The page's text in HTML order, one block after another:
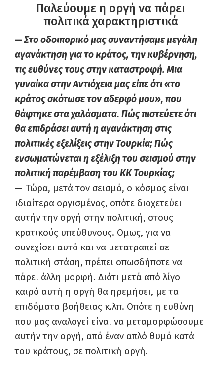
Παλεύουμε η οργή να πάρει
πολιτικά χαρακτηριστικά
— Στο οδοιπορικό μας συναντήσαμε μεγάλη
αγανάκτηση για το κράτος, την κυβέρνηση,
τις ευθύνες τους στην καταστροφή. Μια
γυναίκα στην Αντιόχεια μας είπε ότι «το
κράτος σκότωσε τον αδερφό μου», που
θάφτηκε στα χαλάσματα. Πώς πιστεύετε ότι
θα επιδράσει αυτή η αγανάκτηση στις
πολιτικές εξελίξεις στην Τουρκία; Πώς
ενσωματώνεται η εξέλιξη του σεισμού στην
πολιτική παρέμβαση του ΚΚ Τουρκίας;
— Τώρα, μετά τον σεισμό, ο κόσμος είναι
ιδιαίτερα οργισμένος, οπότε διοχετεύει
αυτήν την οργή στην πολιτική, στους
κρατικούς υπεύθυνους. Ομως, για να
συνεχίσει αυτό και να μετατραπεί σε
πολιτική στάση, πρέπει οπωσδήποτε να
πάρει άλλη μορφή. Διότι μετά από λίγο
καιρό αυτή η οργή θα ηρεμήσει, με τα
επιδόματα βοήθειας κ.λπ. Οπότε η ευθύνη
που μας αναλογεί είναι να μεταμορφώσουμε
αυτήν την οργή, από έναν απλό θυμό κατά
του κράτους, σε πολιτική οργή.